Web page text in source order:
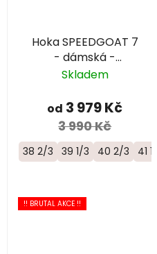
Hoka SPEEDGOAT 7
- dámská -
černá/růžová
Skladem
od 3 979 Kč
3 990 Kč
38 2/3 39 1/3 40 2/3 41 1/3
!! BRUTAL AKCE !!